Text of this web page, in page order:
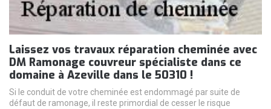
Laissez vos travaux réparation cheminée avec
DM Ramonage couvreur spécialiste dans ce
domaine à Azeville dans le 50310 !
Si le conduit de votre cheminée est endommagé par suite de
défaut de ramonage, il reste primordial de cesser le risque